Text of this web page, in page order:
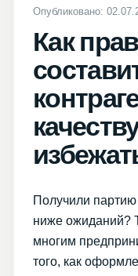
Опубликовано:
Как
Получили партию
ниже ожиданий?
многим
того, как